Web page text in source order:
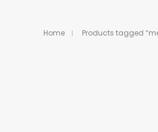
Home Products tagged